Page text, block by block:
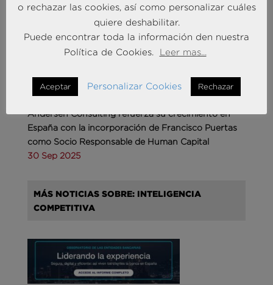
Andersen Consulting refuerza su crecimiento en
España con la incorporación de Francisco Puertas
como Socio Responsable de Human Capital
30 Sep 2025
MÁS NOTICIAS SOBRE: INTELIGENCIA
COMPETITIVA
o rechazar las cookies, así como personalizar cuáles
quiere deshabilitar.
Puede encontrar toda la información den nuestra
Política de Cookies.
Leer mas...
Aceptar Personalizar Cookies Rechazar